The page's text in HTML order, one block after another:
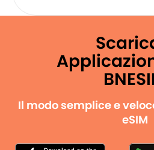
Il modo semplice e
eSIM